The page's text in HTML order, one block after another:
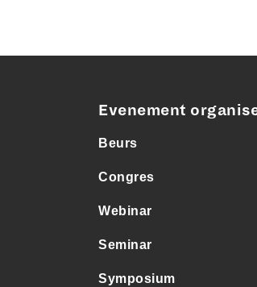
Evenement
Beurs
Congres
Webinar
Seminar
Symposium